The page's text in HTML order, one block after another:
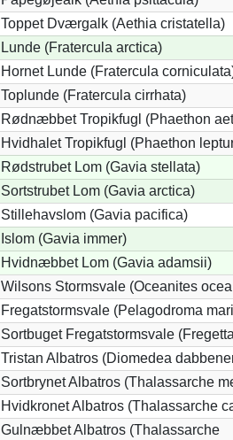
Toppet Dværgalk (Aethia cristatella)
Lunde (Fratercula arctica)
Hornet Lunde (Fratercula
Toplunde (Fratercula cirrhata)
Rødnæbbet Tropikfugl (Phaethon
Hvidhalet Tropikfugl (Phaethon
Rødstrubet Lom (Gavia stellata)
Sortstrubet Lom (Gavia arctica)
Stillehavslom (Gavia pacifica)
Islom (Gavia immer)
Hvidnæbbet Lom (Gavia adamsii)
Wilsons Stormsvale (Oceanites
Fregatstormsvale (Pelagodroma
Sortbuget Fregatstormsvale
Tristan Albatros (Diomedea
Sortbrynet Albatros (Thalassarche
Hvidkronet Albatros (Thalassarche
Gulnæbbet Albatros (Thalassarche